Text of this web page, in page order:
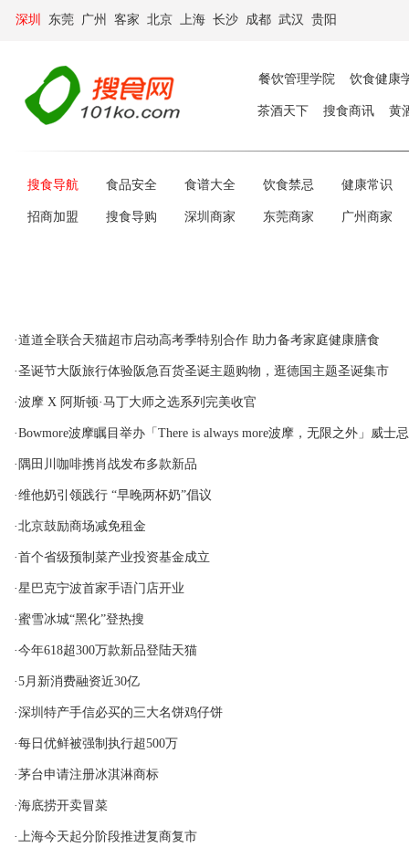
深圳 东莞 广州 客家 北京 上海 长沙 成都 武汉 贵阳
餐饮管理学院 饮食健康
茶酒天下 搜食商讯 黄
搜食导航 食品安全 食谱大全 饮食禁忌 健康常识
招商加盟 搜食导购 深圳商家 东莞商家 广州商家
·道道全联合天猫超市启动高考季特别合作 助力备考家庭健康膳食
·圣诞节大阪旅行体验阪急百货圣诞主题购物，逛德国主题圣诞集市
·波摩 X 阿斯顿·马丁大师之选系列完美收官
·Bowmore波摩瞩目举办「There is always more波摩，无限之外」威士
·隅田川咖啡携肖战发布多款新品
·维他奶引领践行 “早晚两杯奶”倡议
·北京鼓励商场减免租金
·首个省级预制菜产业投资基金成立
·星巴克宁波首家手语门店开业
·蜜雪冰城“黑化”登热搜
·今年618超300万款新品登陆天猫
·5月新消费融资近30亿
·深圳特产手信必买的三大名饼鸡仔饼
·每日优鲜被强制执行超500万
·茅台申请注册冰淇淋商标
·海底捞开卖冒菜
·上海今天起分阶段推进复商复市